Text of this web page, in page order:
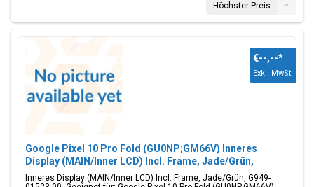
Höchster Preis
Google Pixel 10 Pro Fold (GU0NP;GM66V) Inneres
Display (MAIN/Inner LCD) Incl. Frame, Jade/Grün,
G949-01523-00
Inneres Display (MAIN/Inner LCD) Incl. Frame, Jade/Grün, G949-
€--,--*
Exkl. MwSt.